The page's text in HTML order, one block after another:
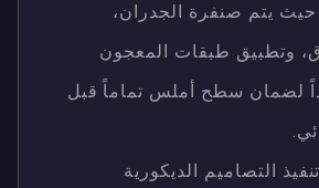
حيث يتم صنفرة الجدران،
وتطبيق طبقات المعجون
لضمان سطح أملس تماماً قبل
التصاميم الديكورية